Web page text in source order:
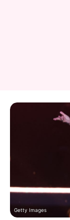
Getty Images